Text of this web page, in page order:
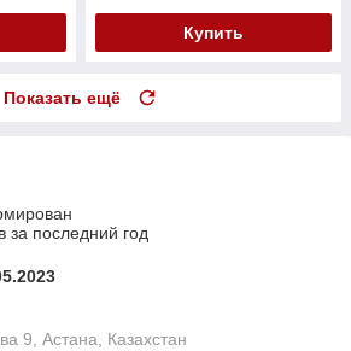
Купить
Показать ещё
за последний год
9, Астана, Казахстан